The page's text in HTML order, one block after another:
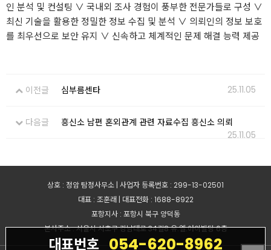
인 분석 및 컨설팅 ∨ 국내외 조사 경험이 풍부한 전문가들로 구성 ∨
최신 기술을 활용한 정밀한 정보 수집 및 분석 ∨ 의뢰인의 정보 보호
를 최우선으로 보안 유지 ∨ 신속하고 체계적인 문제 해결 능력 제공
이전글 심부름센타 25.11.05
다음글
흥신소 남편 혼외관계 관련 자료수집 흥신소 의뢰
25.11.05
대표번호 054-620-8962
상호 : 정암 탐정사무소 | 사업자 등록번호 : 299-13-02501
대표 : 조훈래 | 대표전화 : 1688-8922
포항지사 : 포항시 북구 양덕동
본사주소 : 서울시 서초구 강남대로 34길8 유.엘.아이빌딩 6층